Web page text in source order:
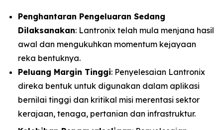
Penghantaran Pengeluaran Sedang
Dilaksanakan: Lantronix telah mula menjana hasil
awal dan mengukuhkan momentum kejayaan
reka bentuknya.
Peluang Margin Tinggi: Penyelesaian Lantronix
direka bentuk untuk digunakan dalam aplikasi
bernilai tinggi dan kritikal misi merentasi sektor
kerajaan, tenaga, pertanian dan infrastruktur.